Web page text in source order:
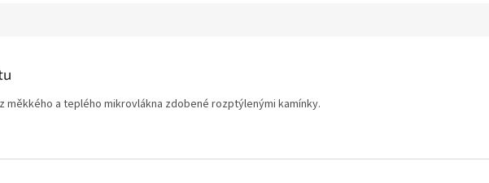
měkkého a teplého mikrovlákna zdobené rozptýlenými kamínky.